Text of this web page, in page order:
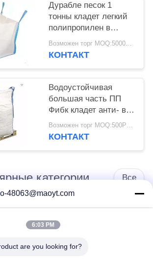
Дурабле песок 1
тонны кладет легкий
полипропилен в
мешки девственницы
цемента транспорта
Возможен торг MOQ:5000pcs
КОНТАКТ
Водоустойчивая
большая часть ПП
Фибк кладет анти- вес
в мешки загрузки
Статик 1000кгс для
Возможен торг MOQ:500PCS
КОНТАКТ
категории Все
многоразовые
зиплок сумки
48063@maoyt.com
6:03 PM
are you looking for?